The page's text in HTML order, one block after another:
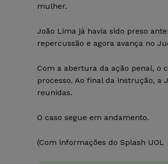
mulher.
João Lima já havia sido preso
repercussão e agora avança no
Com a abertura da ação penal, o
processo. Ao final da instrução, a
reunidas.
O caso segue em andamento.
(Com informações do Splash UOL